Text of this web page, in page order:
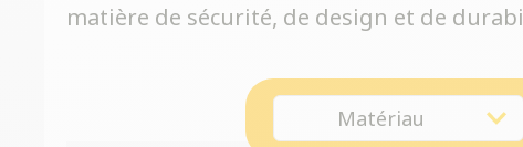
matière de sécurité, de design et de
Matériau